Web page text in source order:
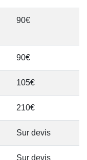
90€
90€
105€
210€
Sur devis
Sur devis